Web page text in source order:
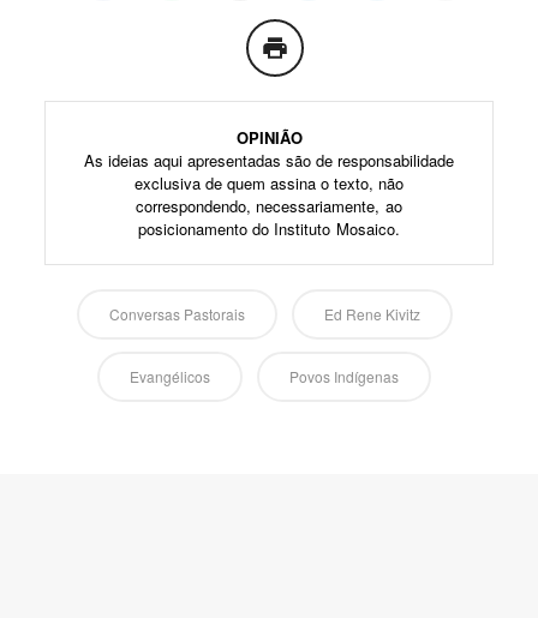
OPINIÃO
As ideias aqui apresentadas são de responsabilidade
exclusiva de quem assina o texto, não
correspondendo, necessariamente, ao
posicionamento do Instituto Mosaico.
Conversas Pastorais Ed Rene Kivitz
Evangélicos Povos Indígenas